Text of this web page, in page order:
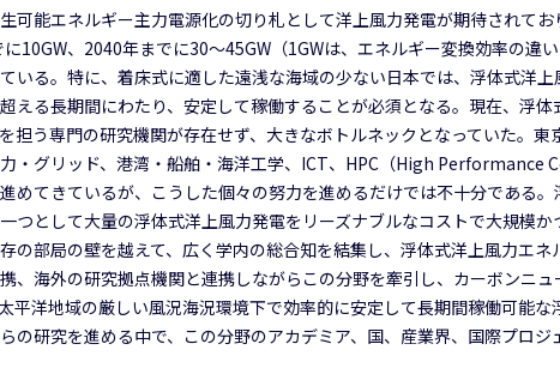
可能エネルギー主力電源化の切り札として洋上風力発電が期待されて
10GW、2040年までに30～45GW（1GWは、エネルギー変換効率の違
いる。特に、着床式に適した遠浅な海域の少ない日本では、浮体式洋上
える長期間にわたり、安定して稼働することが必須となる。現在、浮
担う専門の研究機関が存在せず、大きなボトルネックとなっていた。東
・グリッド、港湾・船舶・海洋工学、ICT、HPC（High Performance
めてきているが、こうした個々の努力を進めるだけでは不十分である。
つとして大量の浮体式洋上風力発電をリーズナブルなコストで大規模
の部局の壁を越えて、広く学内の総合知を結集し、浮体式洋上風力エ
、海外の研究拠点機関と連携しながらこの分野を牽引し、カーボンニ
平洋地域の厳しい風況海況環境下で効率的に安定して長期間稼働可能
の研究を進める中で、この分野のアカデミア、国、産業界、国際プロ